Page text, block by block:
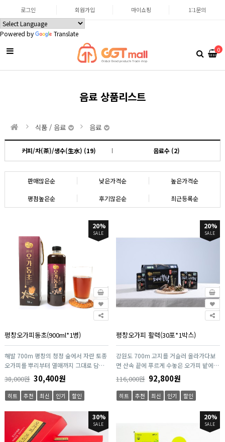
Powered by Translate
로그인 회원가입 마이쇼핑 1:1문의
0
음료 상품리스트
식품 / 음료 음료
커피/차(茶)/생수(生水) (19) 음료수 (2)
판매많은순 낮은가격순 높은가격순
평점높은순 후기많은순 최근등록순
20%
SALE
평창오가피동초(900ml*1병)
해발 700m 평창의 청정 숲에서 자란 토종
오가피를 뿌리부터 열매까지 그대로 담아
10시간 이상 정성으로 발효했습니다. 자연
농법으로 길러 사포닌·칼슘 등 영양이 풍
부하며, 동충하초와 새싹 추출액을 더해 기
능을 한층 높였습니다. 물 9배만 희석하면
언제든 건강하게 즐길 수 있는 고농축 발효
식초로, 체내 밸런스를 바로잡고 활력을 채
워주는 자연 그대로의 건강 한 병입니다.
38,000원 30,400원
히트 추천 최신 인기 할인
20%
SALE
평창오가피 활력(30포*1박스)
강원도 700m 고지를 거슬러 올라가다보
면 산속 끝에 푸르게 수놓은 오가피 밭에서
직접 생산한 원물로 만들었습니다. 평창에
서 유기농으로 자란 명품 오가피와 귀한 약
재로 알려진 현미동충하초와 영지버섯을
넣어 만든 평창 오가피활력입니다. 믿고 주
116,000원 92,800원
히트 추천 최신 인기 할인
30%
SALE
20%
SALE